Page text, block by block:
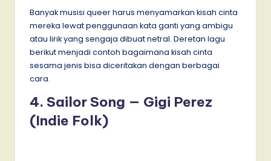
Banyak musisi queer harus menyamarkan kisah cinta
mereka lewat penggunaan kata ganti yang ambigu
atau lirik yang sengaja dibuat netral. Deretan lagu
berikut menjadi contoh bagaimana kisah cinta
sesama jenis bisa diceritakan dengan berbagai
cara.
4. Sailor Song — Gigi Perez
(Indie Folk)